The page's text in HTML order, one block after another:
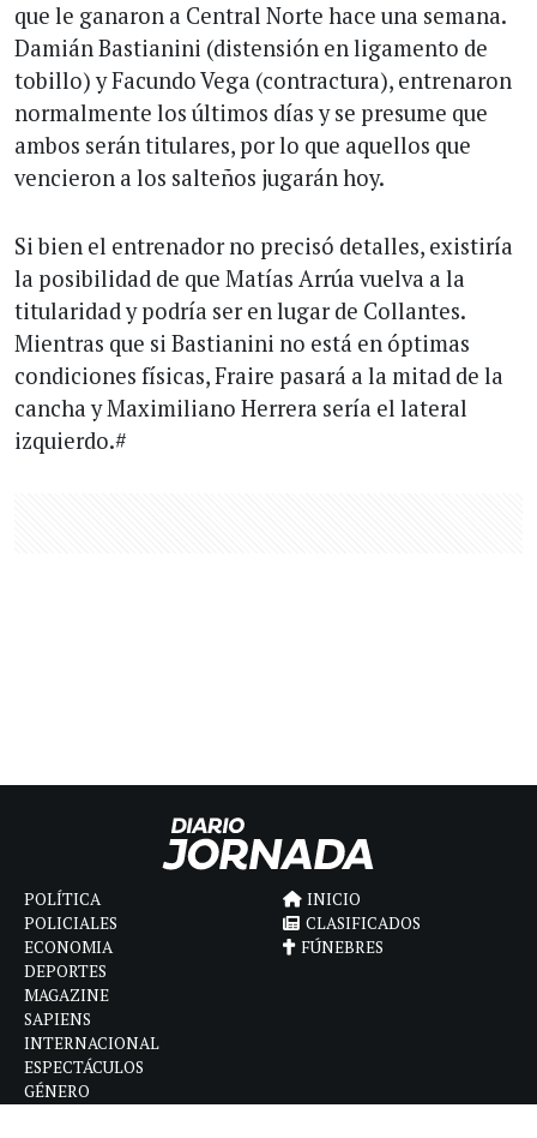
que le ganaron a Central Norte hace una semana.
Damián Bastianini (distensión en ligamento de
tobillo) y Facundo Vega (contractura), entrenaron
normalmente los últimos días y se presume que
ambos serán titulares, por lo que aquellos que
vencieron a los salteños jugarán hoy.
Si bien el entrenador no precisó detalles, existiría
la posibilidad de que Matías Arrúa vuelva a la
titularidad y podría ser en lugar de Collantes.
Mientras que si Bastianini no está en óptimas
condiciones físicas, Fraire pasará a la mitad de la
cancha y Maximiliano Herrera sería el lateral
izquierdo.#
POLÍTICA
POLICIALES
ECONOMIA
DEPORTES
MAGAZINE
SAPIENS
INTERNACIONAL
ESPECTÁCULOS
GÉNERO
INICIO
CLASIFICADOS
FÚNEBRES